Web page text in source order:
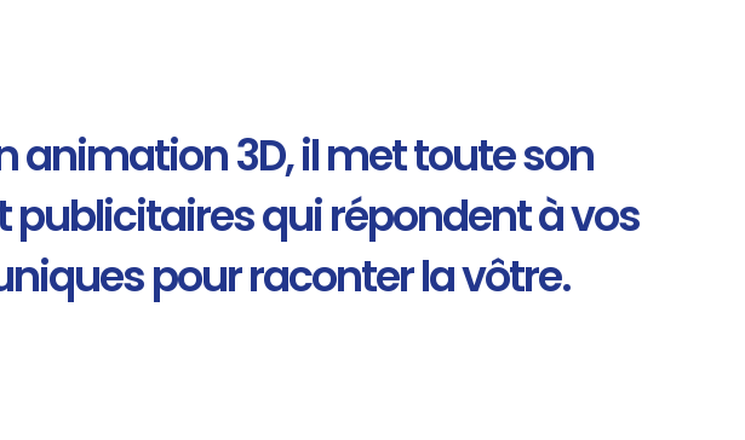
animation 3D, il met toute son
qui répondent à vos
pour raconter la vôtre.